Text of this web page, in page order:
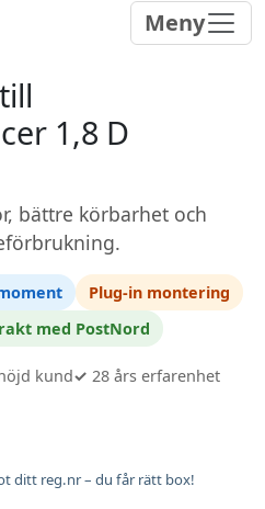
Meny
1,8 D
bättre körbarhet och
Plug-in montering
med PostNord
kund✓ 28 års erfarenhet
ditt reg.nr – du får rätt box!